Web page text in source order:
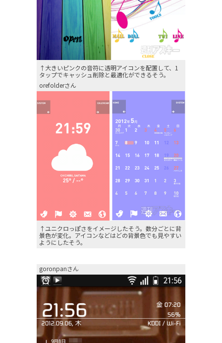
↑大きいピンクの音符に透明アイコンを配置して、1
タップでキャッシュ削除と最適化ができるそう。
orefolderさん
↑ユニクロっぽさをイメージしたそう。数分ごとに背
景色が変化。アイコンなどはどの背景色でも見やすい
ようにしたそう。
goronpanさん